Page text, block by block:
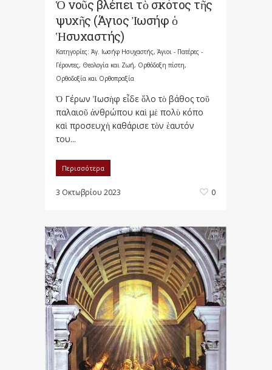
Ὁ νοῦς βλέπει τὸ σκότος τῆς
ψυχῆς (Άγιος Ἰωσήφ ὁ
Ἡσυχαστής)
Κατηγορίες: Άγ. Ιωσήφ Ησυχαστής, Άγιοι - Πατέρες -
Γέροντες, Θεολογία και Ζωή, Ορθόδοξη πίστη,
Ορθοδοξία και Ορθοπραξία
Ὁ Γέρων Ἰωσὴφ εἶδε ὅλο τὸ βάθος τοῦ
παλαιοῦ ἀνθρώπου καὶ μὲ πολὺ κόπο
καὶ προσευχὴ καθάρισε τὸν ἑαυτόν
του...
Περισσότερα
3 Οκτωβρίου 2023 0